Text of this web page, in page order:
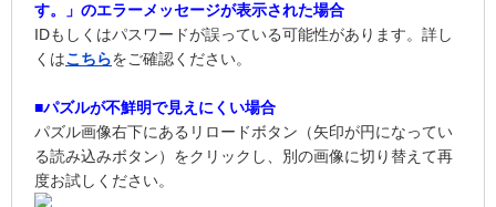
す。」のエラーメッセージが表示された場合
IDもしくはパスワードが誤っている可能性があります。詳し
くはこちらをご確認ください。
■パズルが不鮮明で見えにくい場合
パズル画像右下にあるリロードボタン（矢印が円になってい
る読み込みボタン）をクリックし、別の画像に切り替えて再
度お試しください。